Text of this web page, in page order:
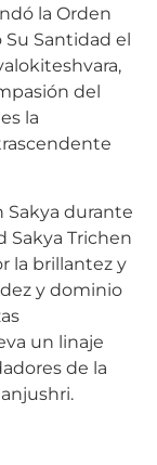
la Orden
Su Santidad el
del
la
Sakya durante
Sakya Trichen
la brillantez y
y dominio
un linaje
de la